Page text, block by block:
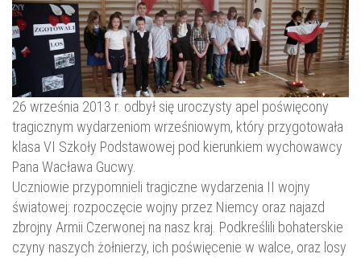
26 września 2013 r. odbył się uroczysty apel poświęcony
tragicznym wydarzeniom wrześniowym, który przygotowała
klasa VI Szkoły Podstawowej pod kierunkiem wychowawcy
Pana Wacława Gucwy.
Uczniowie przypomnieli tragiczne wydarzenia II wojny
światowej: rozpoczęcie wojny przez Niemcy oraz najazd
zbrojny Armii Czerwonej na nasz kraj. Podkreślili bohaterskie
czyny naszych żołnierzy, ich poświęcenie w walce, oraz losy